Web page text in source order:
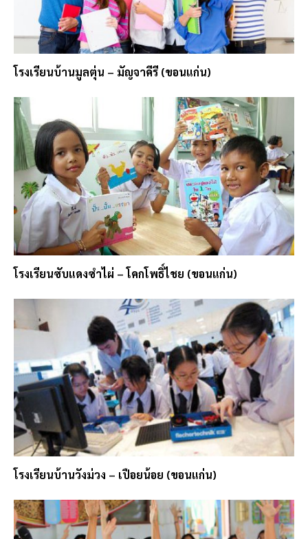
โรงเรียนบ้านมูลตุ่น – มัญจาคีรี (ขอนแก่น)
โรงเรียนซับแดงซำไผ่ – โคกโพธิ์ไชย (ขอนแก่น)
โรงเรียนบ้านวังม่วง – เปือยน้อย (ขอนแก่น)